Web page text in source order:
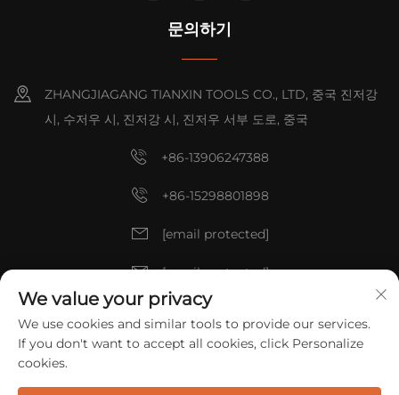
문의하기
ZHANGJIAGANG TIANXIN TOOLS CO., LTD, 중국 진저강
시, 수저우 시, 진저강 시, 진저우 서부 도로, 중국
+86-13906247388
+86-15298801898
[email protected]
[email protected]
저작권 © 2025 중국 ZHANGJIAGANG TIANXIN TOOLS CO., LTD. 모
든 권리 예약. 개인정보 보호정책
We value your privacy
We use cookies and similar tools to provide our services.
If you don't want to accept all cookies, click Personalize
cookies.